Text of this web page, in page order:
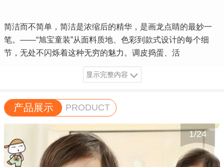
简洁而不简单，简洁是浓缩后的精华，是画龙点睛的最妙一
笔。——“旭宝童装”从面料质地、色彩到款式设计的每个细
节，无处不闪烁着这种无穷的魅力。调皮捣蛋、活
显示完整内容
产品展示 PRODUCT
1/24